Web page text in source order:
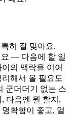
히 잘 맞아요.
요 — 다음에 할 일
의 맥락을 이어
해서 올 필요도
군더더기 없는 스
다음엔 뭘 할지,
확함이 좋고, 열